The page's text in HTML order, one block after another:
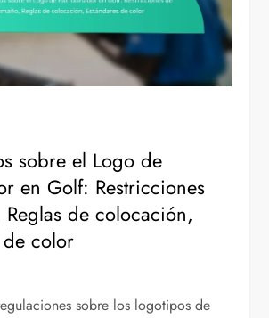
sobre el Logo de
en Golf: Restricciones
de colocación,
de color
sobre los logotipos de